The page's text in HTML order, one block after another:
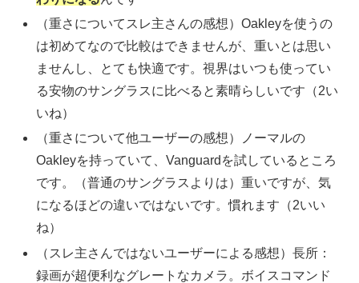
（重さについてスレ主さんの感想）Oakleyを使うの
は初めてなので比較はできませんが、重いとは思い
ませんし、とても快適です。視界はいつも使ってい
る安物のサングラスに比べると素晴らしいです（2い
いね）
（重さについて他ユーザーの感想）ノーマルの
Oakleyを持っていて、Vanguardを試しているところ
です。（普通のサングラスよりは）重いですが、気
になるほどの違いではないです。慣れます（2いい
ね）
（スレ主さんではないユーザーによる感想）長所：
録画が超便利なグレートなカメラ。ボイスコマンド